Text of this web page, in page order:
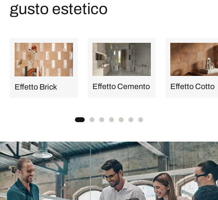
gusto estetico
Effetto Brick Effetto Cemento Effetto Cotto